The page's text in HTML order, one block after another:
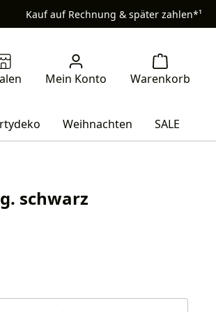
Kauf auf Rechnung & später zahlen*¹
Weihnachten SALE
schwarz